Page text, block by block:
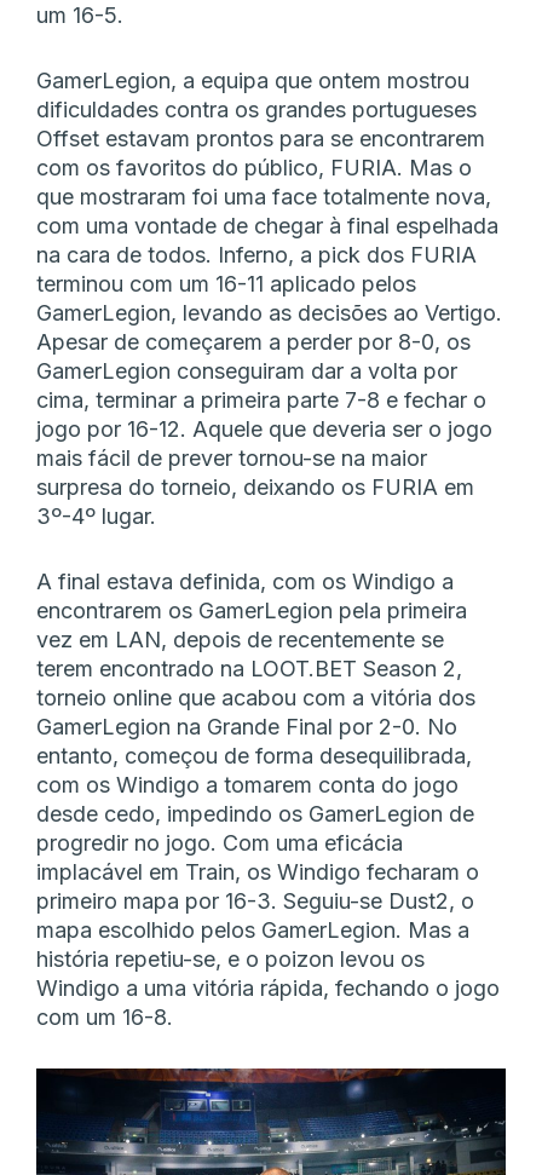
um 16-5.
GamerLegion, a equipa que ontem mostrou
dificuldades contra os grandes portugueses
Offset estavam prontos para se encontrarem
com os favoritos do público, FURIA. Mas o
que mostraram foi uma face totalmente nova,
com uma vontade de chegar à final espelhada
na cara de todos. Inferno, a pick dos FURIA
terminou com um 16-11 aplicado pelos
GamerLegion, levando as decisões ao Vertigo.
Apesar de começarem a perder por 8-0, os
GamerLegion conseguiram dar a volta por
cima, terminar a primeira parte 7-8 e fechar o
jogo por 16-12. Aquele que deveria ser o jogo
mais fácil de prever tornou-se na maior
surpresa do torneio, deixando os FURIA em
3º-4º lugar.
A final estava definida, com os Windigo a
encontrarem os GamerLegion pela primeira
vez em LAN, depois de recentemente se
terem encontrado na LOOT.BET Season 2,
torneio online que acabou com a vitória dos
GamerLegion na Grande Final por 2-0. No
entanto, começou de forma desequilibrada,
com os Windigo a tomarem conta do jogo
desde cedo, impedindo os GamerLegion de
progredir no jogo. Com uma eficácia
implacável em Train, os Windigo fecharam o
primeiro mapa por 16-3. Seguiu-se Dust2, o
mapa escolhido pelos GamerLegion. Mas a
história repetiu-se, e o poizon levou os
Windigo a uma vitória rápida, fechando o jogo
com um 16-8.